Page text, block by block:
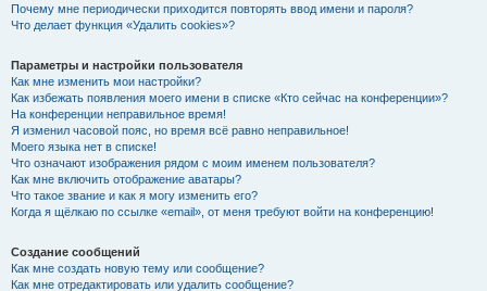
Почему мне периодически приходится повторять ввод имени и пароля?
Что делает функция «Удалить cookies»?
Параметры и настройки пользователя
Как мне изменить мои настройки?
Как избежать появления моего имени в списке «Кто сейчас на конференции»?
На конференции неправильное время!
Я изменил часовой пояс, но время всё равно неправильное!
Моего языка нет в списке!
Что означают изображения рядом с моим именем пользователя?
Как мне включить отображение аватары?
Что такое звание и как я могу изменить его?
Когда я щёлкаю по ссылке «email», от меня требуют войти на конференцию!
Создание сообщений
Как мне создать новую тему или сообщение?
Как мне отредактировать или удалить сообщение?